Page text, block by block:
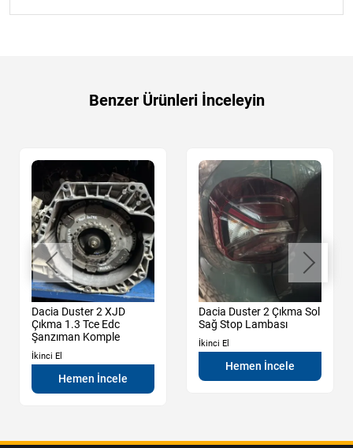
Benzer Ürünleri İnceleyin
Dacia Duster 2 XJD
Çıkma 1.3 Tce Edc
Şanzıman Komple
İkinci El
Hemen İncele
Dacia Duster 2 Çıkma Sol
Sağ Stop Lambası
İkinci El
Hemen İncele